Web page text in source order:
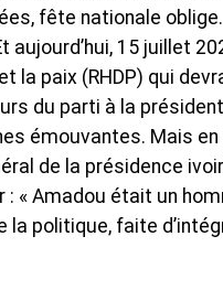
fête nationale
aujourd’hui, 15 juillet
paix (RHDP) qui
du parti à la
émouvantes. Mais
de la présidence
« Amadou était un
politique, faite